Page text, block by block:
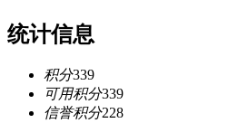
统计信息
积分339
可用积分339
信誉积分228